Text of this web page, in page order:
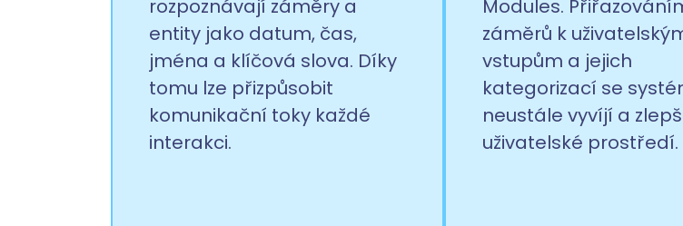
rozpoznávají záměry a
entity jako datum, čas,
jména a klíčová slova. Díky
tomu lze přizpůsobit
komunikační toky každé
interakci.
Modules.
záměrů k
vstupům a jejich
kategorizací se
neustále vyvíjí a
uživatelské prostředí.